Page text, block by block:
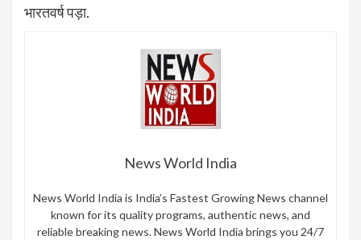
भारतवर्ष पड़ा.
News World India
News World India is India’s Fastest Growing News channel
known for its quality programs, authentic news, and
reliable breaking news. News World India brings you 24/7